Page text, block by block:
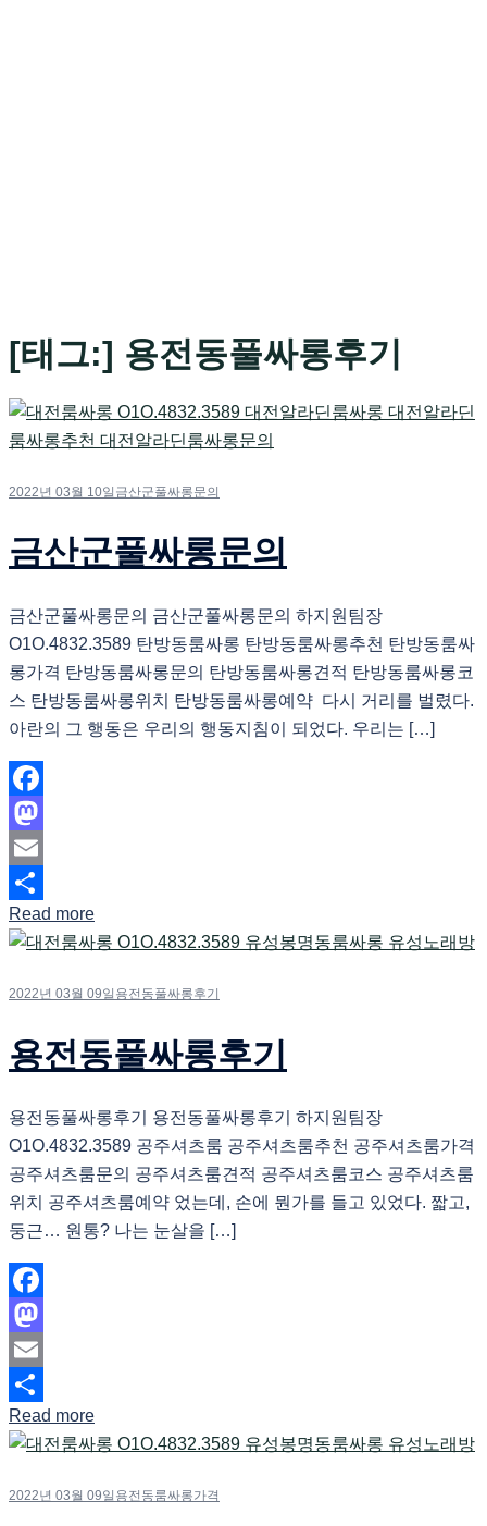
[태그:] 용전동풀싸롱후기
2022년 03월 10일 금산군풀싸롱문의
금산군풀싸롱문의
금산군풀싸롱문의 금산군풀싸롱문의 하지원팀장
O1O.4832.3589 탄방동룸싸롱 탄방동룸싸롱추천 탄방동룸싸
롱가격 탄방동룸싸롱문의 탄방동룸싸롱견적 탄방동룸싸롱코
스 탄방동룸싸롱위치 탄방동룸싸롱예약 다시 거리를 벌렸다.
아란의 그 행동은 우리의 행동지침이 되었다. 우리는 […]
Facebook
Mastodon
Email
Share
Read more
2022년 03월 09일 용전동풀싸롱후기
용전동풀싸롱후기
용전동풀싸롱후기 용전동풀싸롱후기 하지원팀장
O1O.4832.3589 공주셔츠룸 공주셔츠룸추천 공주셔츠룸가격
공주셔츠룸문의 공주셔츠룸견적 공주셔츠룸코스 공주셔츠룸
위치 공주셔츠룸예약 었는데, 손에 뭔가를 들고 있었다. 짧고,
둥근… 원통? 나는 눈살을 […]
Facebook
Mastodon
Email
Share
Read more
2022년 03월 09일 용전동룸싸롱가격